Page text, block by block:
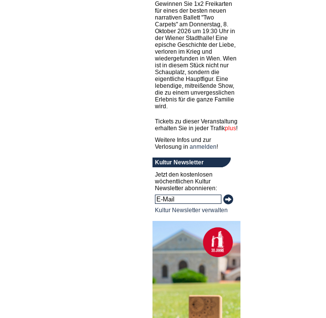
Gewinnen Sie 1x2 Freikarten
für eines der besten neuen
narrativen Ballett "Two
Carpets" am Donnerstag, 8.
Oktober 2026 um 19:30 Uhr in
der Wiener Stadthalle! Eine
epische Geschichte der Liebe,
verloren im Krieg und
wiedergefunden in Wien. Wien
ist in diesem Stück nicht nur
Schauplatz, sondern die
eigentliche Hauptfigur. Eine
lebendige, mitreißende Show,
die zu einem unvergesslichen
Erlebnis für die ganze Familie
wird.
Tickets zu dieser Veranstaltung
erhalten Sie in jeder Trafikplus!
Weitere Infos und zur
Verlosung in anmelden!
Kultur Newsletter
Jetzt den kostenlosen
wöchentlichen Kultur
Newsletter abonnieren:
Kultur Newsletter verwalten